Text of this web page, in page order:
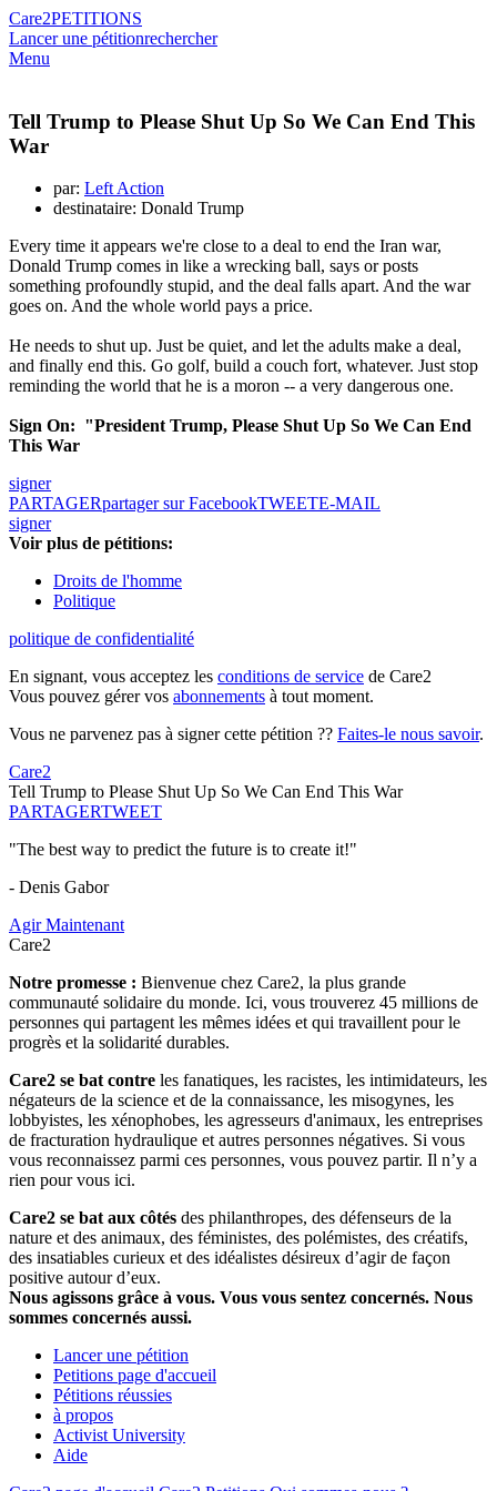
Care2PETITIONS
Lancer une pétitionrechercher
Menu
Tell Trump to Please Shut Up So We Can End This
War
par: Left Action
destinataire: Donald Trump
Every time it appears we're close to a deal to end the Iran war,
Donald Trump comes in like a wrecking ball, says or posts
something profoundly stupid, and the deal falls apart. And the war
goes on. And the whole world pays a price.
He needs to shut up. Just be quiet, and let the adults make a deal,
and finally end this. Go golf, build a couch fort, whatever. Just stop
reminding the world that he is a moron -- a very dangerous one.
Sign On: "President Trump, Please Shut Up So We Can End
This War
signer
PARTAGERpartager sur FacebookTWEETE-MAIL
signer
Voir plus de pétitions:
Droits de l'homme
Politique
politique de confidentialité
En signant, vous acceptez les conditions de service de Care2
Vous pouvez gérer vos abonnements à tout moment.
Vous ne parvenez pas à signer cette pétition ?? Faites-le nous savoir.
Care2
Tell Trump to Please Shut Up So We Can End This War
PARTAGERTWEET
"The best way to predict the future is to create it!"
- Denis Gabor
Agir Maintenant
Care2
Notre promesse : Bienvenue chez Care2, la plus grande
communauté solidaire du monde. Ici, vous trouverez 45 millions de
personnes qui partagent les mêmes idées et qui travaillent pour le
progrès et la solidarité durables.
Care2 se bat contre les fanatiques, les racistes, les intimidateurs, les
négateurs de la science et de la connaissance, les misogynes, les
lobbyistes, les xénophobes, les agresseurs d'animaux, les entreprises
de fracturation hydraulique et autres personnes négatives. Si vous
vous reconnaissez parmi ces personnes, vous pouvez partir. Il n’y a
rien pour vous ici.
Care2 se bat aux côtés des philanthropes, des défenseurs de la
nature et des animaux, des féministes, des polémistes, des créatifs,
des insatiables curieux et des idéalistes désireux d’agir de façon
positive autour d’eux.
Nous agissons grâce à vous. Vous vous sentez concernés. Nous
sommes concernés aussi.
Lancer une pétition
Petitions page d'accueil
Pétitions réussies
à propos
Activist University
Aide